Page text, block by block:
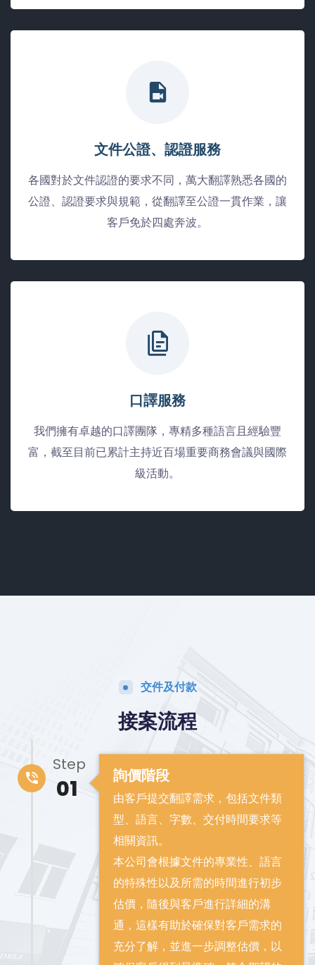
文件公證、認證服務
各國對於文件認證的要求不同，萬大翻譯熟悉各國的
公證、認證要求與規範，從翻譯至公證一貫作業，讓
客戶免於四處奔波。
口譯服務
我們擁有卓越的口譯團隊，專精多種語言且經驗豐
富，截至目前已累計主持近百場重要商務會議與國際
級活動。
交件及付款
接案流程
詢價階段
由客戶提交翻譯需求，包括文件類
型、語言、字數、交付時間要求等
相關資訊。
本公司會根據文件的專業性、語言
的特殊性以及所需的時間進行初步
估價，隨後與客戶進行詳細的溝
通，這樣有助於確保對客戶需求的
充分了解，並進一步調整估價，以
Step
01